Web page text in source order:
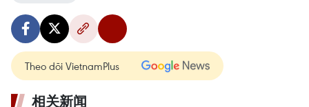
Theo dõi VietnamPlus
相关新闻